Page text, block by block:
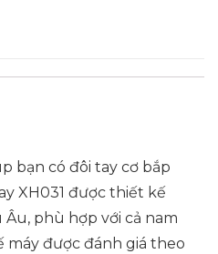
bạn có đôi tay cơ bắp
XH031 được thiết kế
phù hợp với cả nam
máy được đánh giá theo